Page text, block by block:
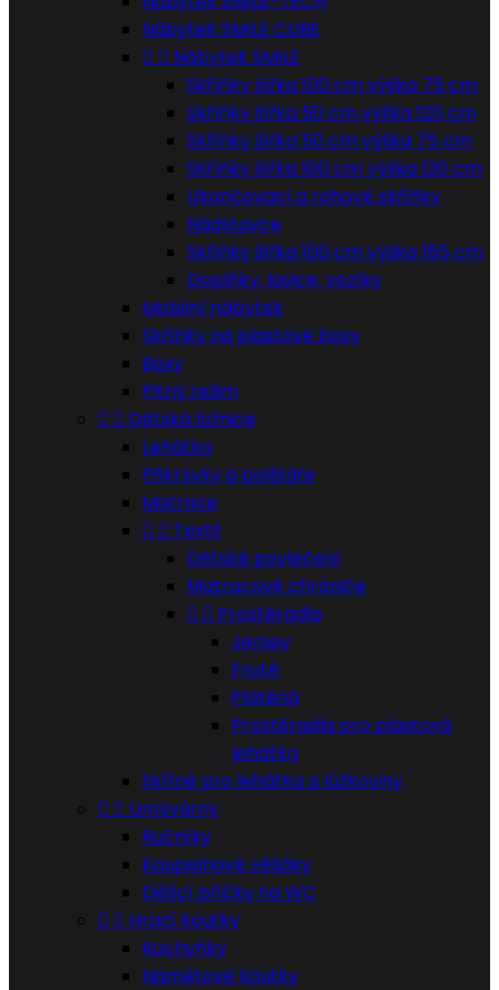
Nábytek SMILE CUBE
  Nábytek SMILE
Skříňky šířka 100 cm výška 75 cm
Skříňky šířka 50 cm výška 120 cm
Skříňky šířka 50 cm výška 75 cm
Skříňky šířka 100 cm výška 120 cm
Ukončovací a rohové skříňky
Nádstavce
Skříňky šířka 100 cm výška 185 cm
Doplňky, lavice, vozíky
Mobilní nábytek
Skříňky na plastové boxy
Boxy
Pitný režim
  Dětská ložnice
Lehátka
Přikrývky a polštáře
Matrace
  Textil
Dětské povlečení
Matracové chrániče
  Prostěradla
Jersey
Froté
Plátěná
Prostěradla pro plastová
lehátka
Skříně pro lehátka a lůžkoviny
  Umývárny
Ručníky
Koupelnové věšáky
Dělící příčky na WC
  Hrací koutky
Kuchyňky
Námětové koutky